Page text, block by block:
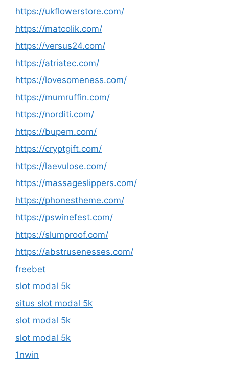
https://ukflowerstore.com/
https://matcolik.com/
https://versus24.com/
https://atriatec.com/
https://lovesomeness.com/
https://mumruffin.com/
https://norditi.com/
https://bupem.com/
https://cryptgift.com/
https://laevulose.com/
https://massageslippers.com/
https://phonestheme.com/
https://pswinefest.com/
https://slumproof.com/
https://abstrusenesses.com/
freebet
slot modal 5k
situs slot modal 5k
slot modal 5k
slot modal 5k
1nwin